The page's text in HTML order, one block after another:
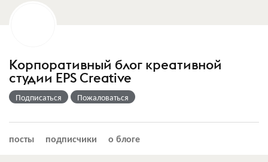
Корпоративный блог креативной
студии EPS Creative
Подписаться Пожаловаться
посты подписчики о блоге